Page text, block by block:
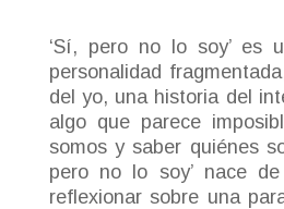
‘Sí, pero no lo soy’ es
personalidad
del yo, una historia del
algo que parece
somos y saber quiénes
pero no lo soy’ nace
reflexionar sobre una